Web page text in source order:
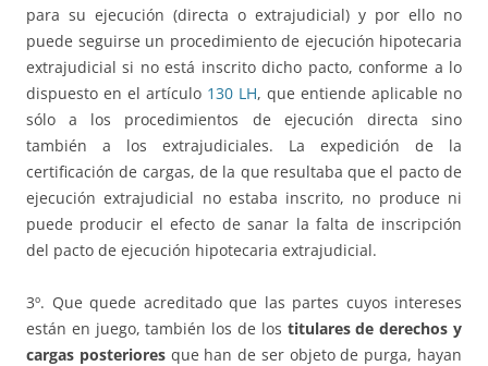
para su ejecución (directa o extrajudicial) y por ello no
puede seguirse un procedimiento de ejecución hipotecaria
extrajudicial si no está inscrito dicho pacto, conforme a lo
dispuesto en el artículo 130 LH, que entiende aplicable no
sólo a los procedimientos de ejecución directa sino
también a los extrajudiciales. La expedición de la
certificación de cargas, de la que resultaba que el pacto de
ejecución extrajudicial no estaba inscrito, no produce ni
puede producir el efecto de sanar la falta de inscripción
del pacto de ejecución hipotecaria extrajudicial.
3º. Que quede acreditado que las partes cuyos intereses
están en juego, también los de los titulares de derechos y
cargas posterioresque han de ser objeto de purga, hayan